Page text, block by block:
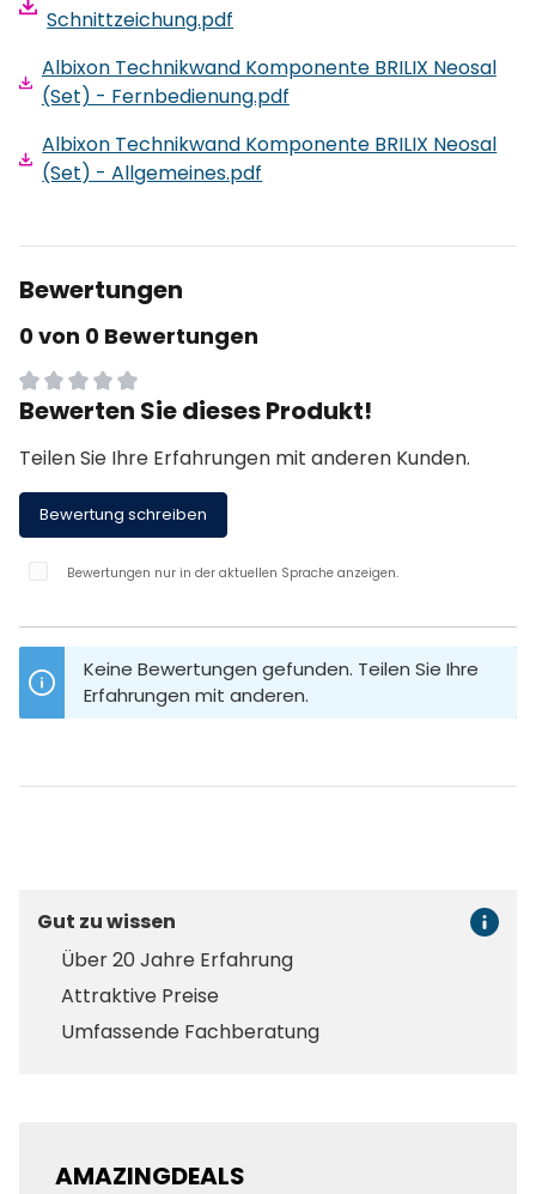
Schnittzeichung.pdf
Albixon Technikwand Komponente BRILIX Neosal
(Set) - Fernbedienung.pdf
Albixon Technikwand Komponente BRILIX Neosal
(Set) - Allgemeines.pdf
Bewertungen
0 von 0 Bewertungen
Durchschnittliche Bewertung von 0 von 5 Sternen
Bewerten Sie dieses Produkt!
Teilen Sie Ihre Erfahrungen mit anderen Kunden.
Bewertung schreiben
Bewertungen nur in der aktuellen Sprache anzeigen.
Keine Bewertungen gefunden. Teilen Sie Ihre
Erfahrungen mit anderen.
Gut zu wissen
Über 20 Jahre Erfahrung
Attraktive Preise
Umfassende Fachberatung
AMAZINGDEALS